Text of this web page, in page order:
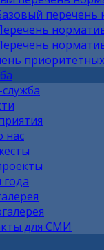
перечень
нас
года
для СМИ